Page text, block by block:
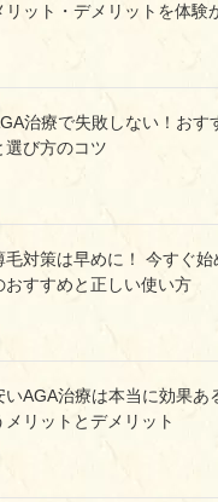
リット・デメリットを体験
治療で失敗しない！おす
選び方のコツ
毛対策は早めに！ 今すぐ
おすすめと正しい使い方
いAGA治療は本当に効果あ
メリットとデメリット